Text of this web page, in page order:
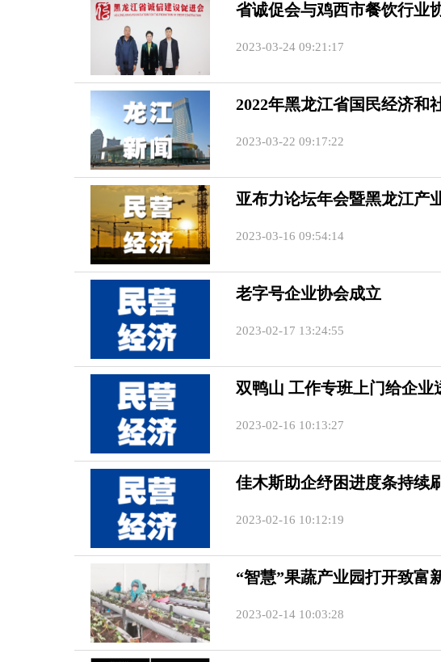
省诚促会与鸡西市餐饮行业
2023-03-24 09:21:17
2022年黑龙江省国民经济和
2023-03-22 09:17:22
亚布力论坛年会暨黑龙江产
2023-03-16 09:54:14
老字号企业协会成立
2023-02-17 13:24:55
双鸭山 工作专班上门给企业
2023-02-16 10:13:27
佳木斯助企纾困进度条持续
2023-02-16 10:12:19
“智慧”果蔬产业园打开致富
2023-02-14 10:03:28